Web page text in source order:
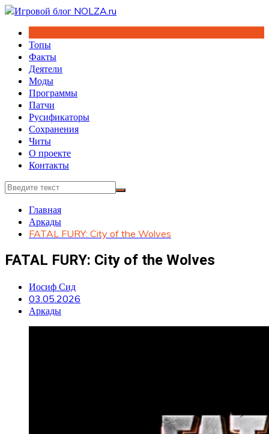
Перейти
содержимому
Топы
Факты
Деятели
Моды
Программы
Патчи
Русификаторы
Сохранения
Читы
О проекте
Контакты
Главная
Аркады
FATAL FURY: City of the Wolves
FATAL FURY: City of the Wolves
Иосиф Сид
03.05.2026
Аркады